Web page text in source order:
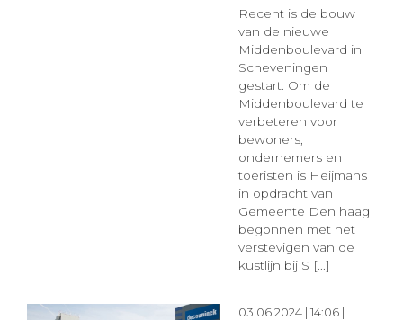
Recent is de bouw
van de nieuwe
Middenboulevard in
Scheveningen
gestart. Om de
Middenboulevard te
verbeteren voor
bewoners,
ondernemers en
toeristen is Heijmans
in opdracht van
Gemeente Den haag
begonnen met het
verstevigen van de
kustlijn bij S [...]
03.06.2024 | 14:06 |